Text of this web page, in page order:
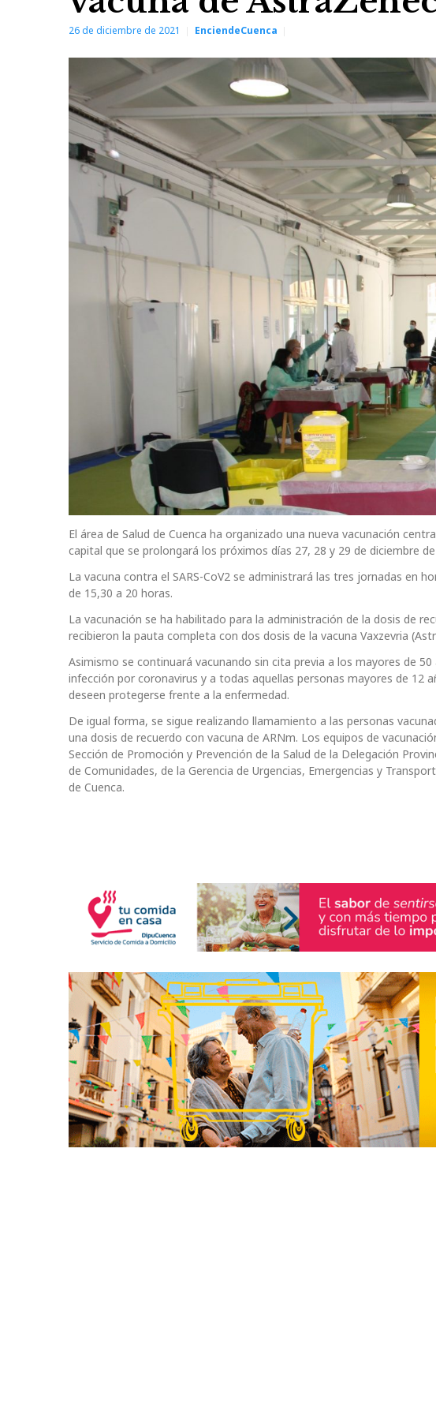
26 de diciembre de 2021 EnciendeCuenca
El área de Salud de Cuenca ha organizado una nueva vacunación
capital que se prolongará los próximos días 27, 28 y 29 de diciembre
La vacuna contra el SARS-CoV2 se administrará las tres jornadas en
de 15,30 a 20 horas.
La vacunación se ha habilitado para la administración de la dosis de
recibieron la pauta completa con dos dosis de la vacuna Vaxzevria
Asimismo se continuará vacunando sin cita previa a los mayores de
infección por coronavirus y a todas aquellas personas mayores de 12
deseen protegerse frente a la enfermedad.
De igual forma, se sigue realizando llamamiento a las personas
una dosis de recuerdo con vacuna de ARNm. Los equipos de
Sección de Promoción y Prevención de la Salud de la Delegación
de Comunidades, de la Gerencia de Urgencias, Emergencias y
de Cuenca.